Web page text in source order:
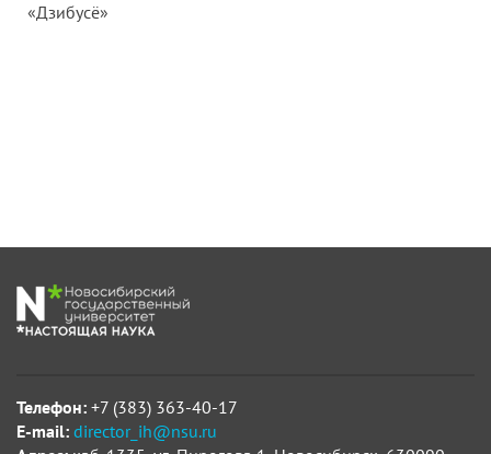
«Дзибусё»
Телефон: +7 (383) 363-40-17
E-mail: director_ih@nsu.ru